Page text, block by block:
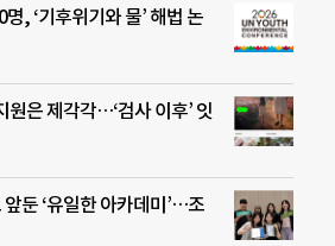
, ‘기후위기와 물’ 해법 논
원은 제각각…‘검사 이후’ 잇
둔 ‘유일한 아카데미’…조